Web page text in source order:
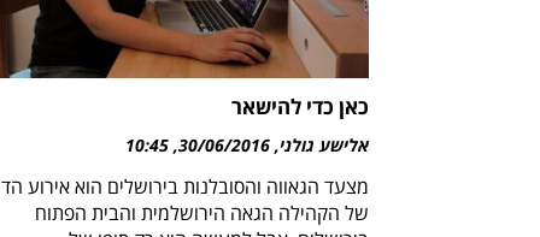
כאן כדי להישאר
אלישע גולני 30/06/2016
10:45
מצעד הגאווה והסובלנות בירושלים הוא אירוע
של הקהילה הגאה הירושלמית והבית הפתוח